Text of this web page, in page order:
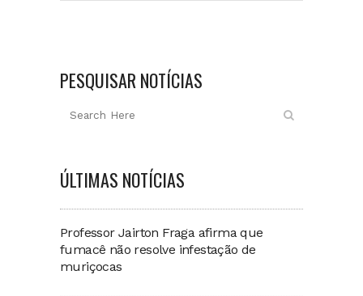
PESQUISAR NOTÍCIAS
ÚLTIMAS NOTÍCIAS
Professor Jairton Fraga afirma que
fumacê não resolve infestação de
muriçocas